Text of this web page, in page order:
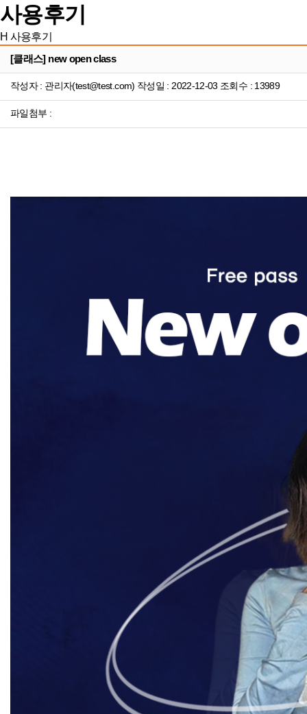
사용후기
H 사용후기
[클래스] new open class
작성자 : 관리자(test@test.com) 작성일 : 2022-12-03 조회수 : 13989
파일첨부 :